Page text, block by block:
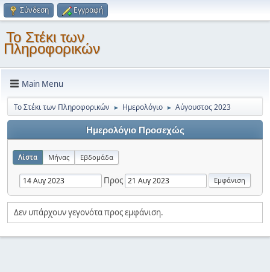
Σύνδεση Εγγραφή
Το Στέκι των
Πληροφορικών
Main Menu
Το Στέκι των Πληροφορικών ► Ημερολόγιο ► Αύγουστος 2023
Ημερολόγιο Προσεχώς
Λίστα Μήνας Εβδομάδα
Προς
Δεν υπάρχουν γεγονότα προς εμφάνιση.